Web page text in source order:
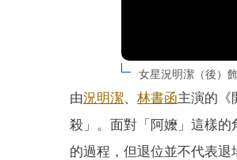
女星況明潔（後）
由況明潔、 林書函主演的《
殺」。面對「阿嬤」這樣
的過程，但退位並不代表